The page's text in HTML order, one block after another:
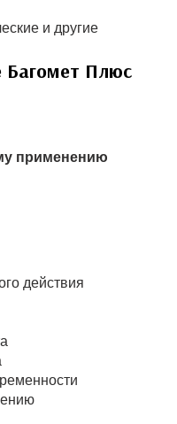
и другие
Багомет Плюс
применению
действия